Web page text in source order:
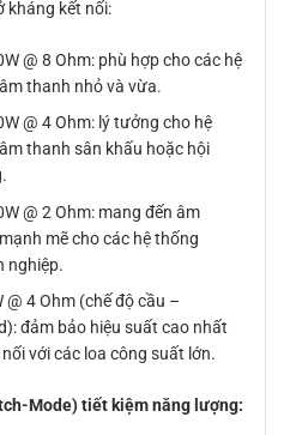
kháng kết nối:
@ 8 Ohm: phù hợp cho các hệ
thanh nhỏ và vừa.
@ 4 Ohm: lý tưởng cho hệ
thanh sân khấu hoặc hội
@ 2 Ohm: mang đến âm
mẽ cho các hệ thống
nghiệp.
@ 4 Ohm (chế độ cầu –
đảm bảo hiệu suất cao nhất
nối với các loa công suất lớn.
Mode) tiết kiệm năng lượng: